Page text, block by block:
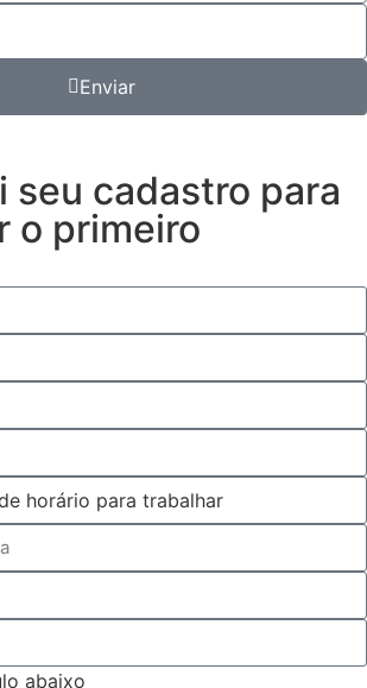
Enviar
seu cadastro para
o primeiro
abaixo